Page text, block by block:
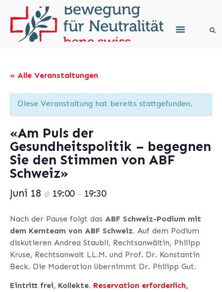
« Alle Veranstaltungen
Diese Veranstaltung hat bereits stattgefunden.
«Am Puls der
Gesundheitspolitik – begegnen
Sie den Stimmen von ABF
Schweiz»
Juni 18 @ 19:00 – 19:30
Nach der Pause folgt das ABF Schweiz-Podium mit
dem Kernteam von ABF Schweiz. Auf dem Podium
diskutieren Andrea Staubli, Rechtsanwältin, Philipp
Kruse, Rechtsanwalt LL.M. und Prof. Dr. Konstantin
Beck. Die Moderation übernimmt Dr. Philipp Gut.
Eintritt frei, Kollekte. Reservation erforderlich,